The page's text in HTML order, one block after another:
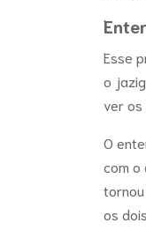
Esse
o
ver os
O
com o
os